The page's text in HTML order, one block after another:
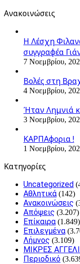
Ανακοινώσεις
Η Λέσχη
συγγραφέα
7 Νοεμβρίου,
Βολές στη
4 Νοεμβρίου,
Ήταν Λημνιά
3 Νοεμβρίου,
ΚΑΡΠΑφορια !
1 Νοεμβρίου,
Kατηγορίες
Uncategorized
Αθλητικά (142)
Ανακοινώσεις
Απόψεις (3.207)
Επίκαιρα (1.849)
Επιλεγμένα
Λήμνος (3.109)
ΜΙΚΡΕΣ
Περιοδικό